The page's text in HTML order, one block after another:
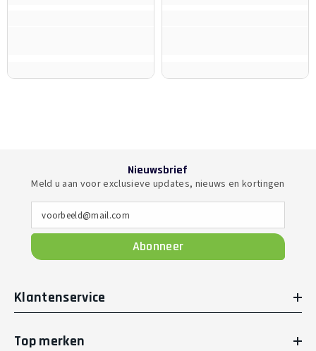
Nieuwsbrief
Meld u aan voor exclusieve updates, nieuws en kortingen
voorbeeld@mail.com
Abonneer
Klantenservice
Top merken